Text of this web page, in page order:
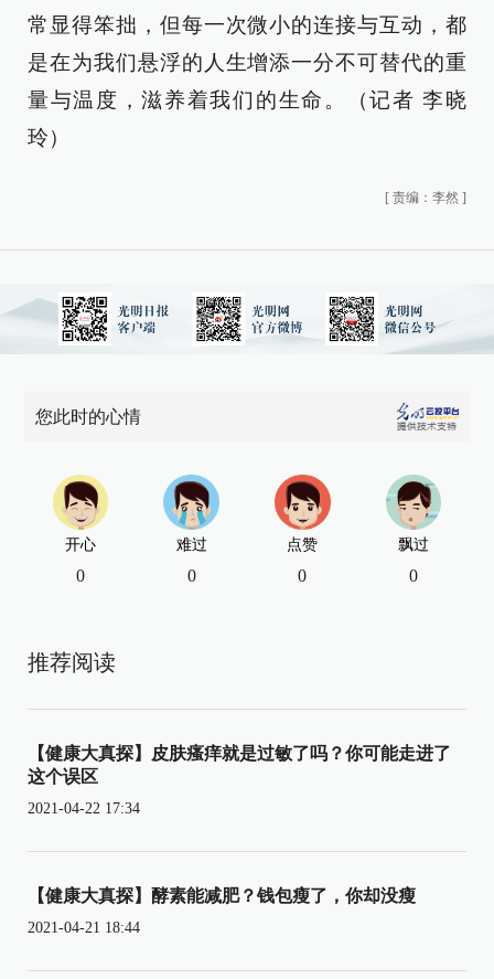
常显得笨拙，但每一次微小的连接与互动，都
是在为我们悬浮的人生增添一分不可替代的重
量与温度，滋养着我们的生命。（记者 李晓
玲）
[ 责编：李然 ]
您此时的心情
开心
0
难过
0
点赞
0
飘过
0
推荐阅读
【健康大真探】皮肤瘙痒就是过敏了吗？你可能走进了
这个误区
2021-04-22 17:34
【健康大真探】酵素能减肥？钱包瘦了，你却没瘦
2021-04-21 18:44